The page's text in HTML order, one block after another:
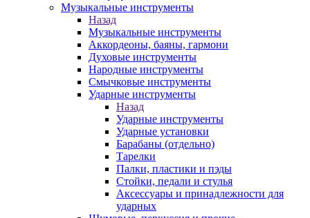
Музыкальные инструменты
Назад
Музыкальные инструменты
Аккордеоны, баяны, гармони
Духовые инструменты
Народные инструменты
Смычковые инструменты
Ударные инструменты
Назад
Ударные инструменты
Ударные установки
Барабаны (отдельно)
Тарелки
Палки, пластики и пэды
Стойки, педали и стулья
Аксессуары и принадлежности для
ударных